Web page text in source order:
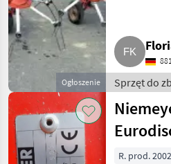
Ogłoszenie
Sprzęt do
siana i
siana
R. prod. 2002